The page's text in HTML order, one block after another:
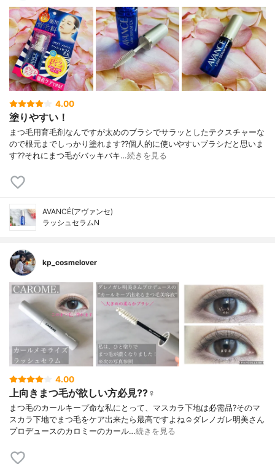
4.00
塗りやすい！
まつ毛用育毛剤なんですが太めのブラシでサラッとしたテクスチャーな
ので根元までしっかり塗れます??個人的に使いやすいブラシだと思いま
す??それにまつ毛がバッキバキ…続きを見る
AVANCÉ(アヴァンセ)
ラッシュセラムN
kp_cosmelover
4.00
上向きまつ毛が欲しい方必見??‍♀️
まつ毛のカールキープ命な私にとって、マスカラ下地は必需品?そのマ
スカラ下地でまつ毛をケア出来たら最高ですよね☺️ダレノガレ明美さん
プロデュースのカロミーのカール…続きを見る